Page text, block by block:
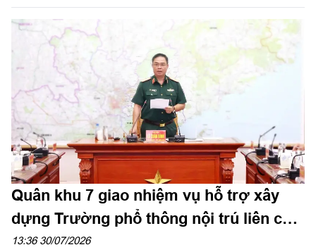
khu chủ trì.
Quân khu 7 giao nhiệm vụ hỗ trợ xây
dựng Trường phổ thông nội trú liên cấp
Tiểu học và Trung học cơ sở Quảng
13:36 30/07/2026